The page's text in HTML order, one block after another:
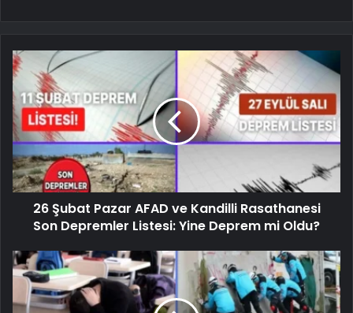
26 Şubat Pazar AFAD ve Kandilli Rasathanesi
Son Depremler Listesi: Yine Deprem mi Oldu?